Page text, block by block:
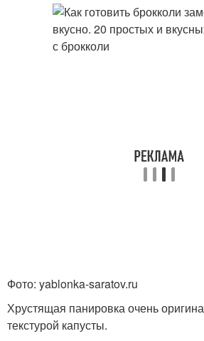
Фото: yablonka-saratov.ru
Хрустящая панировка очень
текстурой капусты.